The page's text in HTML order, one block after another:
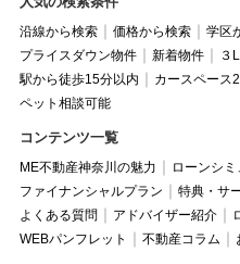
沿線から検索 価格から検索 学区
プライスダウン物件
新着物件
３
駅から徒歩15分以内
カースペース
ペット相談可能
コンテンツ一覧
ME不動産神奈川の魅力
ローンシ
ファイナンシャルプラン
特典・サ
よくある質問
アドバイザー紹介
WEBパンフレット
不動産コラム